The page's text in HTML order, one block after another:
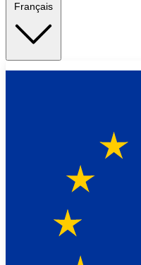
Français